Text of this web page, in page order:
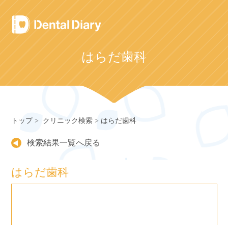
Skip
to
content
はらだ歯科
トップ クリニック検索 はらだ歯科
検索結果一覧へ戻る
はらだ歯科